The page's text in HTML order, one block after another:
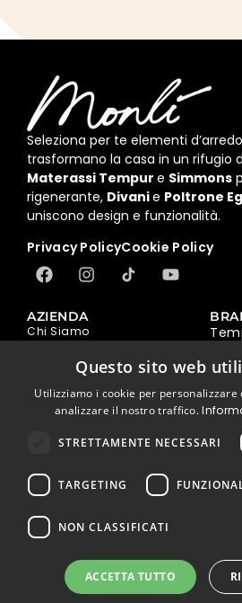
Seleziona per te elementi
trasformano la casa in un rifugio
Materassi Tempur e Simmons
rigenerante, Divanie Poltrone
uniscono design e funzionalità.
Privacy PolicyCookie Policy
AZIENDA
Chi Siamo
The Sign / Arte
Dicono di noi
Sostenibilità
Tutti
Simmons
Egoitaliano
Consigli Utili
Ovia
PRODOTTI
Tutti i prodotti
Materassi
Questo sito web
Utilizziamo i cookie per
analizzare il nostro traffico.
STRETTAMENTE NECESSARI
TARGETING
NON CLASSIFICATI
ACCETTA TUTTO